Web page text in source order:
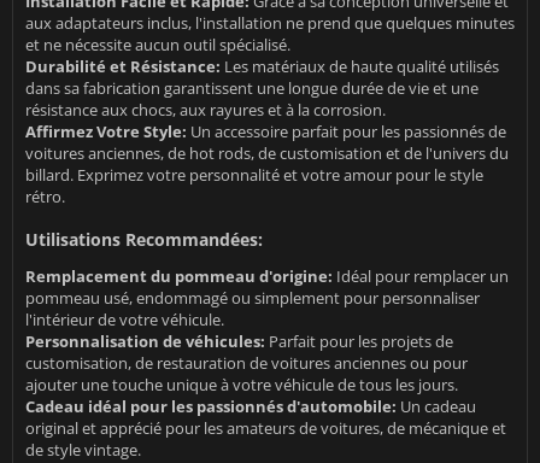
aux adaptateurs inclus, l'installation ne prend que quelques minutes
et ne nécessite aucun outil spécialisé.
Durabilité et Résistance: Les matériaux de haute qualité utilisés
dans sa fabrication garantissent une longue durée de vie et une
résistance aux chocs, aux rayures et à la corrosion.
Affirmez Votre Style: Un accessoire parfait pour les passionnés de
voitures anciennes, de hot rods, de customisation et de l'univers du
billard. Exprimez votre personnalité et votre amour pour le style
rétro.
Utilisations Recommandées:
Remplacement du pommeau d'origine: Idéal pour remplacer un
pommeau usé, endommagé ou simplement pour personnaliser
l'intérieur de votre véhicule.
Personnalisation de véhicules: Parfait pour les projets de
customisation, de restauration de voitures anciennes ou pour
ajouter une touche unique à votre véhicule de tous les jours.
Cadeau idéal pour les passionnés d'automobile: Un cadeau
original et apprécié pour les amateurs de voitures, de mécanique et
de style vintage.